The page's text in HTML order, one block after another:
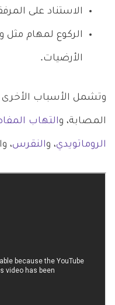
الاستناد على
الركوع لمهام
الأرضيات.
وتشمل الأسباب الأخرى
المصابة، والتهاب
الروماتويدي، والنقرس،